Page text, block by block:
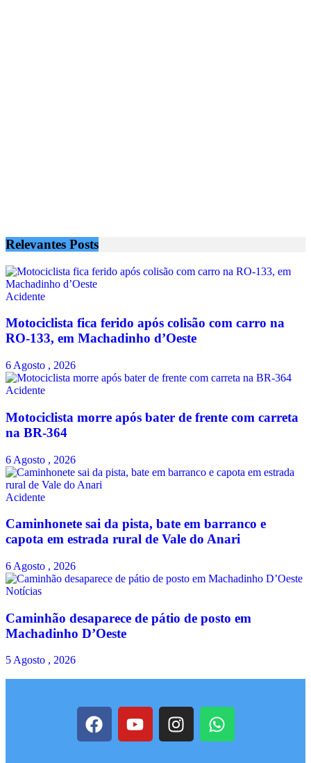
Relevantes Posts
Acidente
Motociclista fica ferido após colisão com carro na
RO-133, em Machadinho d’Oeste
6 Agosto , 2026
Acidente
Motociclista morre após bater de frente com carreta
na BR-364
6 Agosto , 2026
Acidente
Caminhonete sai da pista, bate em barranco e
capota em estrada rural de Vale do Anari
6 Agosto , 2026
Notícias
Caminhão desaparece de pátio de posto em
Machadinho D’Oeste
5 Agosto , 2026